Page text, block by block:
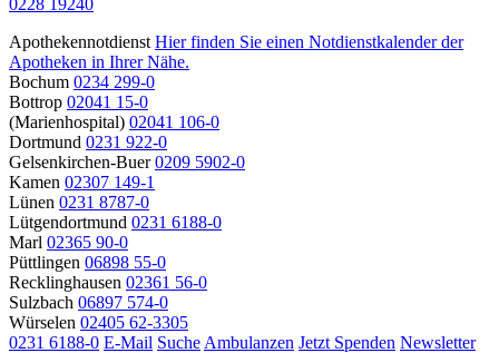
0228 19240
Apothekennotdienst Hier finden Sie einen Notdienstkalender der
Apotheken in Ihrer Nähe.
Bochum 0234 299-0
Bottrop 02041 15-0
(Marienhospital) 02041 106-0
Dortmund 0231 922-0
Gelsenkirchen-Buer 0209 5902-0
Kamen 02307 149-1
Lünen 0231 8787-0
Lütgendortmund 0231 6188-0
Marl 02365 90-0
Püttlingen 06898 55-0
Recklinghausen 02361 56-0
Sulzbach 06897 574-0
Würselen 02405 62-3305
0231 6188-0 E-Mail Suche Ambulanzen Jetzt Spenden Newsletter